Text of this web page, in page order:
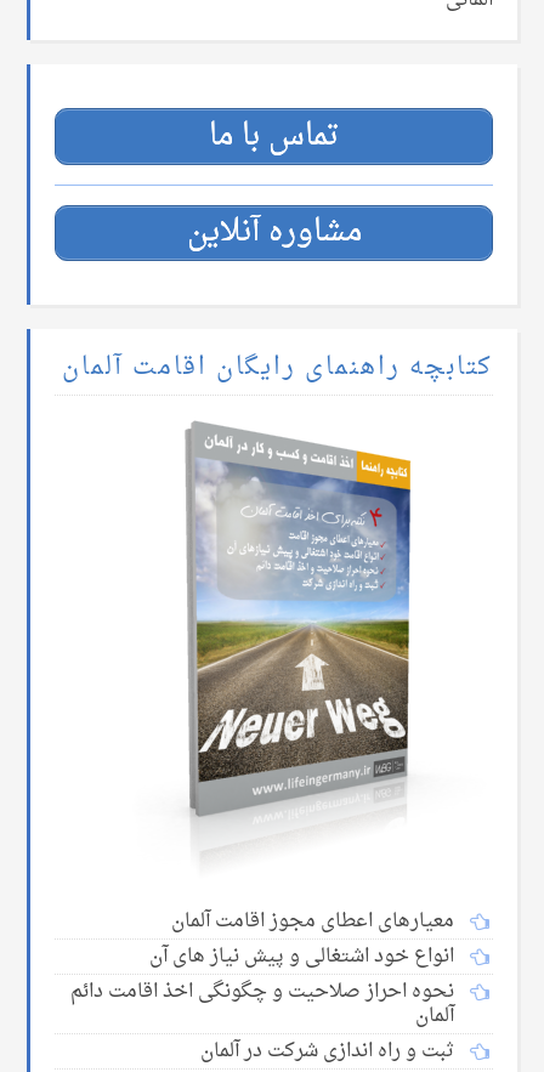
تماس با ما
مشاوره آنلاین
کتابچه راهنمای رایگان اقامت آلمان
معیارهای اعطای مجوز اقامت آلمان
انواع خود اشتغالی و پیش نیاز های آن
نحوه احراز صلاحیت و چگونگی اخذ اقامت دائم
آلمان
ثبت و راه اندازی شرکت در آلمان